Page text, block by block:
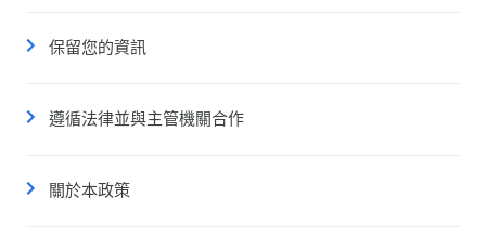
保留您的資訊
遵循法律並與主管機關合作
關於本政策